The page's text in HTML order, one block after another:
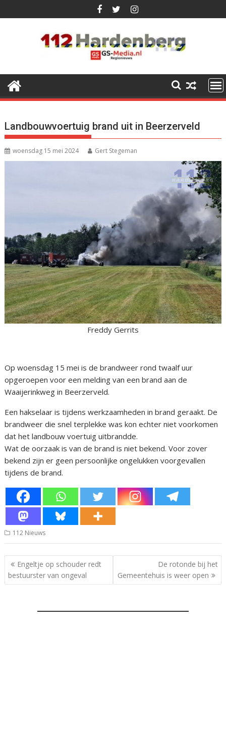
naar
Landbouwvoertuig brand uit in Beerzerveld
woensdag 15 mei 2024 Gert Stegeman
Freddy Gerrits
Op woensdag 15 mei is de brandweer rond twaalf uur
opgeroepen voor een melding van een brand aan de
Waaijerinkweg in Beerzerveld.
Een hakselaar is tijdens werkzaamheden in brand geraakt. De
brandweer die snel terplekke was kon echter niet voorkomen
dat het landbouw voertuig uitbrandde.
Wat de oorzaak is van de brand is niet bekend. Voor zover
bekend zijn er geen persoonlijke ongelukken voorgevallen
tijdens de brand.
112 Nieuws
Bericht
navigatie
Engeltje op schouder redt
bestuurster van ongeval
De rotonde bij het
Gemeentehuis is weer open